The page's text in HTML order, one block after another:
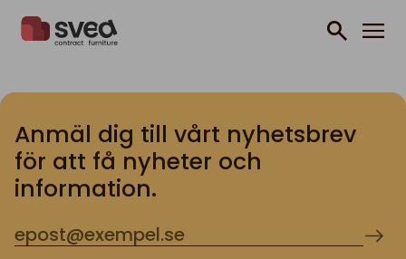
Anmäl dig till vårt nyhetsbrev
för att få nyheter och
information.